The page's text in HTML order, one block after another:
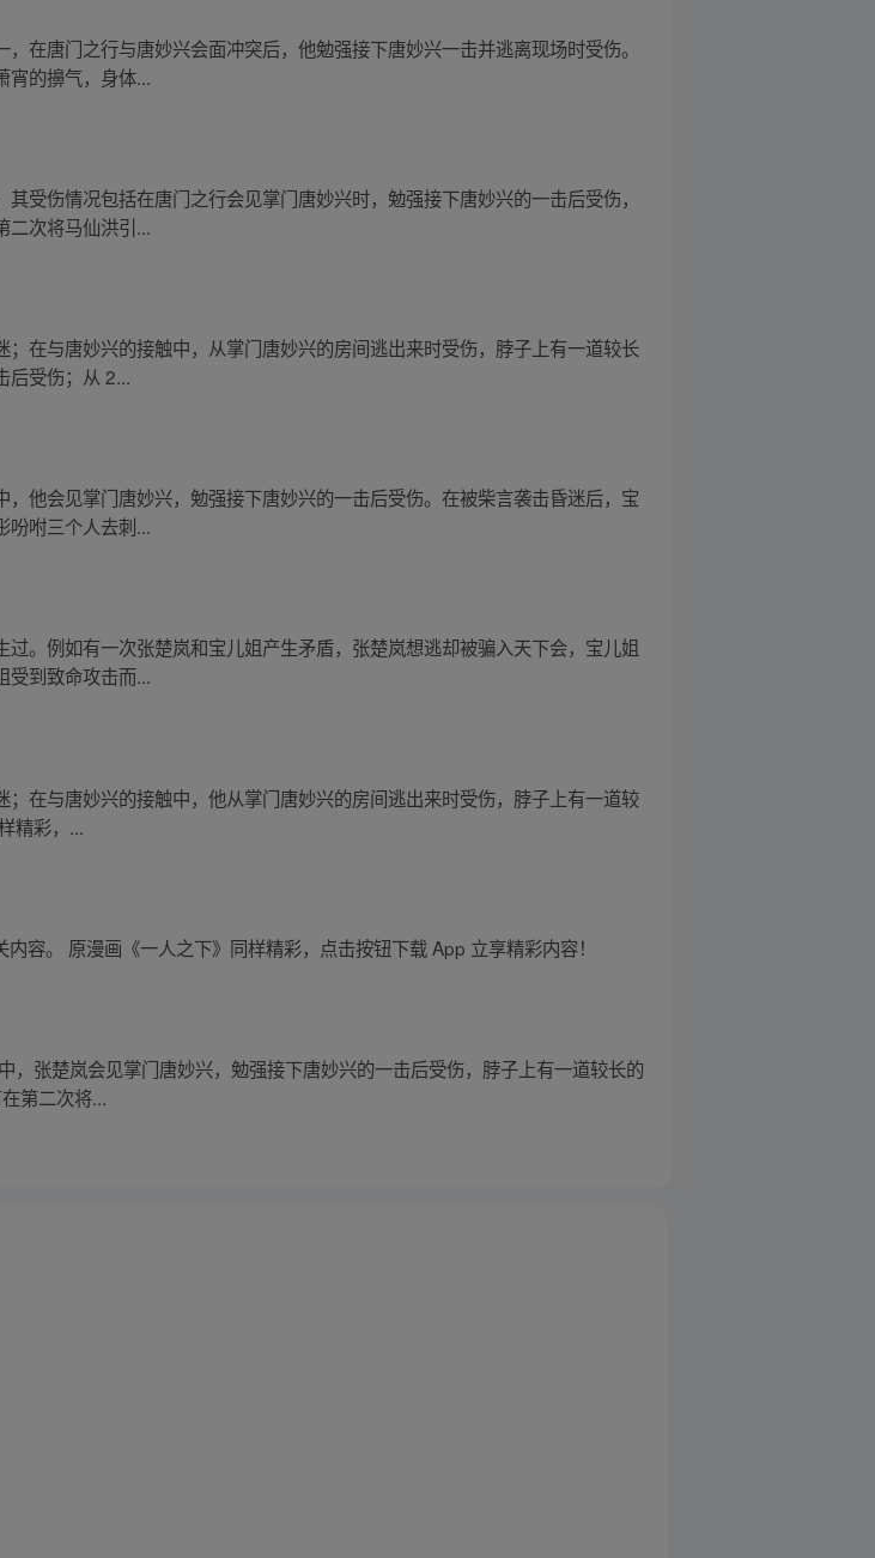
在唐门之行与唐妙兴会面冲突后，他勉强接下唐妙兴一击并逃离现场时受伤。
宵的擤气，身体...
受伤情况包括在唐门之行会见掌门唐妙兴时，勉强接下唐妙兴的一击后受伤，
二次将马仙洪引...
在与唐妙兴的接触中，从掌门唐妙兴的房间逃出来时受伤，脖子上有一道较长
后受伤；从 2...
他会见掌门唐妙兴，勉强接下唐妙兴的一击后受伤。在被柴言袭击昏迷后，宝
吩咐三个人去刺...
。例如有一次张楚岚和宝儿姐产生矛盾，张楚岚想逃却被骗入天下会，宝儿姐
受到致命攻击而...
在与唐妙兴的接触中，他从掌门唐妙兴的房间逃出来时受伤，脖子上有一道较
精彩，...
容。 原漫画《一人之下》同样精彩，点击按钮下载 App 立享精彩内容！
张楚岚会见掌门唐妙兴，勉强接下唐妙兴的一击后受伤，脖子上有一道较长的
第二次将...